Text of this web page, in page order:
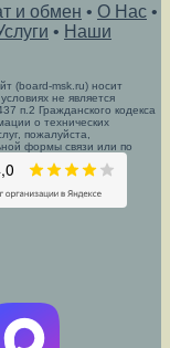
и обмен • О Нас •
• Наши
(board-msk.ru) носит
не является
п.2 Гражданского кодекса
о технических
пожалуйста,
формы связи или по